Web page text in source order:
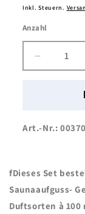
Inkl. Steuern.
Anzahl
Anzahl
Verringere
die
4
x
100
Art.-Nr.:
fDieses Set
Saunaaufguss-
Duftsorten à